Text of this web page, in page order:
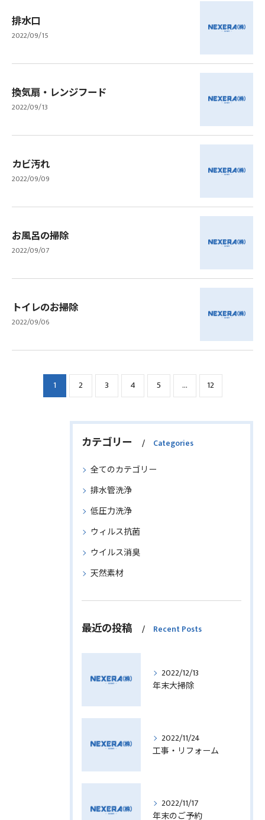
排水口
2022/09/15
換気扇・レンジフード
2022/09/13
カビ汚れ
2022/09/09
お風呂の掃除
2022/09/07
トイレのお掃除
2022/09/06
1 2 3 4 5 ... 12
カテゴリー Categories
全てのカテゴリー
排水管洗浄
低圧力洗浄
ウィルス抗菌
ウイルス消臭
天然素材
最近の投稿 Recent Posts
2022/12/13
年末大掃除
2022/11/24
工事・リフォーム
2022/11/17
年末のご予約